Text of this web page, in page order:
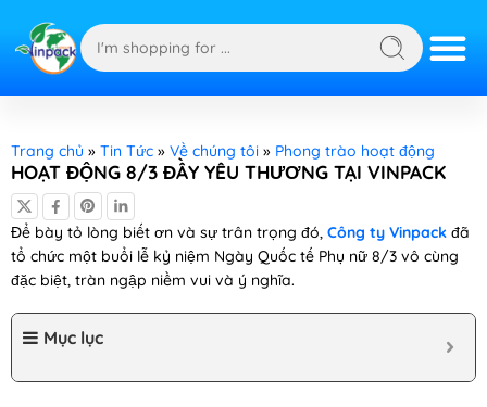
Trang chủ » Tin Tức » Về chúng tôi » Phong trào hoạt động
HOẠT ĐỘNG 8/3 ĐẦY YÊU THƯƠNG TẠI VINPACK
Để bày tỏ lòng biết ơn và sự trân trọng đó, Công ty Vinpack đã
tổ chức một buổi lễ kỷ niệm Ngày Quốc tế Phụ nữ 8/3 vô cùng
đặc biệt, tràn ngập niềm vui và ý nghĩa.
Mục lục